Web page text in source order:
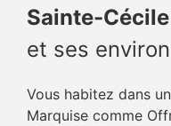
Sainte-Cécile
et ses
Vous habitez dans
Marquise comme